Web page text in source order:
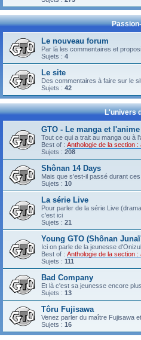
Le nouveau forum
Par là les commentaires et
Sujets : 4
Le site
Des commentaires à faire sur le
Sujets : 42
L'univers
GTO - Le manga et l'anime
Tout ce qui a trait au manga ou à
Best of : Anthologie de la section
Sujets : 208
Shônan 14 Days
Mais que s'est-il passé durant
Sujets : 10
La série Live
Pour parler de la série Live
c'est ici
Sujets : 21
Young GTO (Shônan
Ici on parle de la jeunesse
Best of : Anthologie de la section
Sujets : 111
Bad Company
Et là c'est sa jeunesse encore
Sujets : 13
Tôru Fujisawa
Venez parler du maître Fujisawa
Sujets : 16